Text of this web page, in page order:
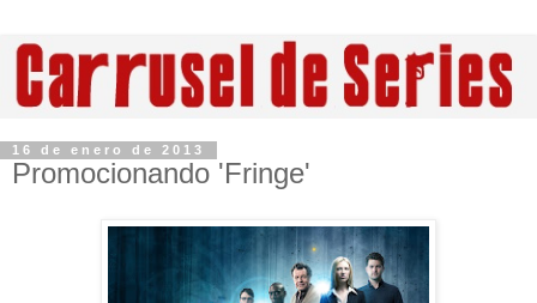
16 de enero de 2013
Promocionando 'Fringe'